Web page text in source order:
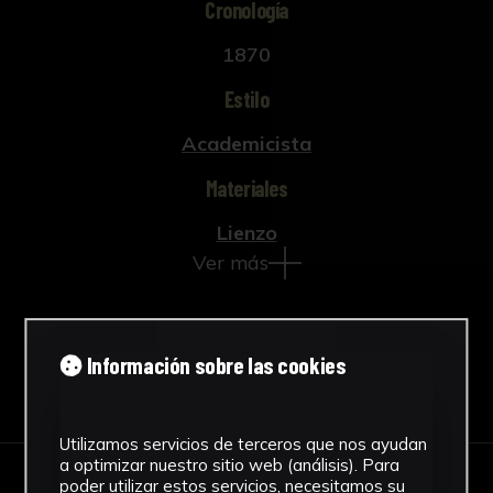
diferentes emperadores pretéritos y coetáneos,
inconclusa a causa de su muerte. En dicha
obra recoge la crónica política del monarca
Cronología
1870
Estilo
Academicista
Materiales
Lienzo
Ver más
Información sobre las cookies
Utilizamos servicios de terceros que nos ayudan
a optimizar nuestro sitio web (análisis). Para
poder utilizar estos servicios, necesitamos su